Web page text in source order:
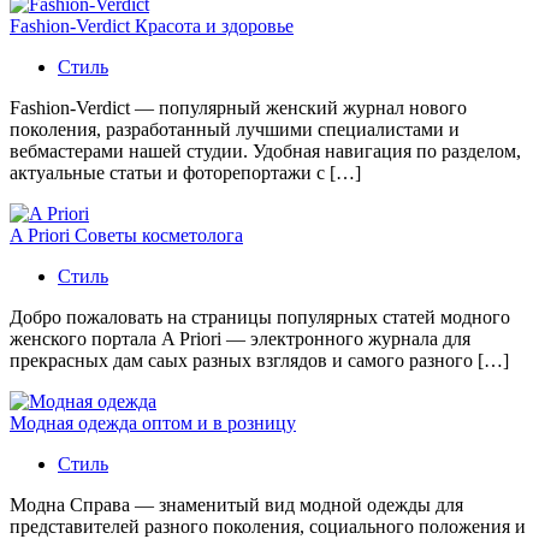
Fashion-Verdict Красота и здоровье
Стиль
Fashion-Verdict — популярный женский журнал нового
поколения, разработанный лучшими специалистами и
вебмастерами нашей студии. Удобная навигация по разделом,
актуальные статьи и фоторепортажи с […]
A Priori Советы косметолога
Стиль
Добро пожаловать на страницы популярных статей модного
женского портала A Priori — электронного журнала для
прекрасных дам саых разных взглядов и самого разного […]
Модная одежда оптом и в розницу
Стиль
Модна Справа — знаменитый вид модной одежды для
представителей разного поколения, социального положения и